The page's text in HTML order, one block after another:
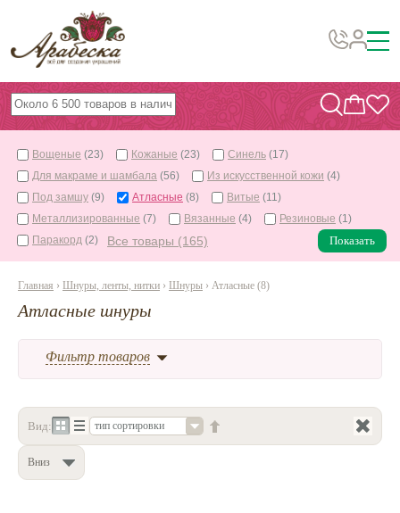
Бусины, подвески, декор
Бисер
Вышивка украшений
Фурнитура
Проволока
Инструменты и материалы
Эпоксидная смола
Шнуры, ленты, нитки
По темам и сезонам
Нетемнеющая фурнитура
Всё для вышивки
Вощеные (23) Кожаные (23) Синель (17)
Для макраме и шамбала (56) Из искусственной кожи (4)
Под замшу (9) Атласные (8) Витые (11)
Металлизированные (7) Вязанные (4) Резиновые (1)
Паракорд (2) Все товары (165) Показать
Главная › Шнуры, ленты, нитки › Шнуры › Атласные (8)
Атласные шнуры
Фильтр товаров
Вид: тип сортировки
Вниз